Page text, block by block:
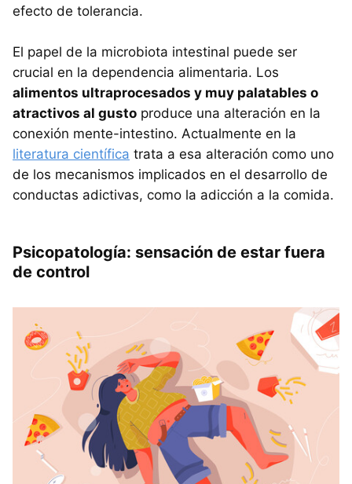
efecto de tolerancia.
El papel de la microbiota intestinal puede ser
crucial en la dependencia alimentaria. Los
alimentos ultraprocesados y muy palatables o
atractivos al gusto produce una alteración en la
conexión mente-intestino. Actualmente en la
literatura científica trata a esa alteración como uno
de los mecanismos implicados en el desarrollo de
conductas adictivas, como la adicción a la comida.
Psicopatología: sensación de estar fuera
de control